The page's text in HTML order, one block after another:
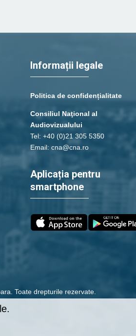
Informații legale
Politica de confidențialitate
Consiliul Naţional al
Audiovizualului
Tel: +40 (0)21 305 5350
Email: cna@cna.ro
Aplicația pentru
smartphone
Toate drepturile rezervate.